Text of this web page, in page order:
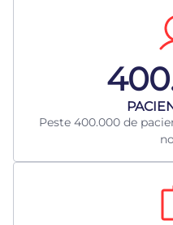
Peste 400.000 de